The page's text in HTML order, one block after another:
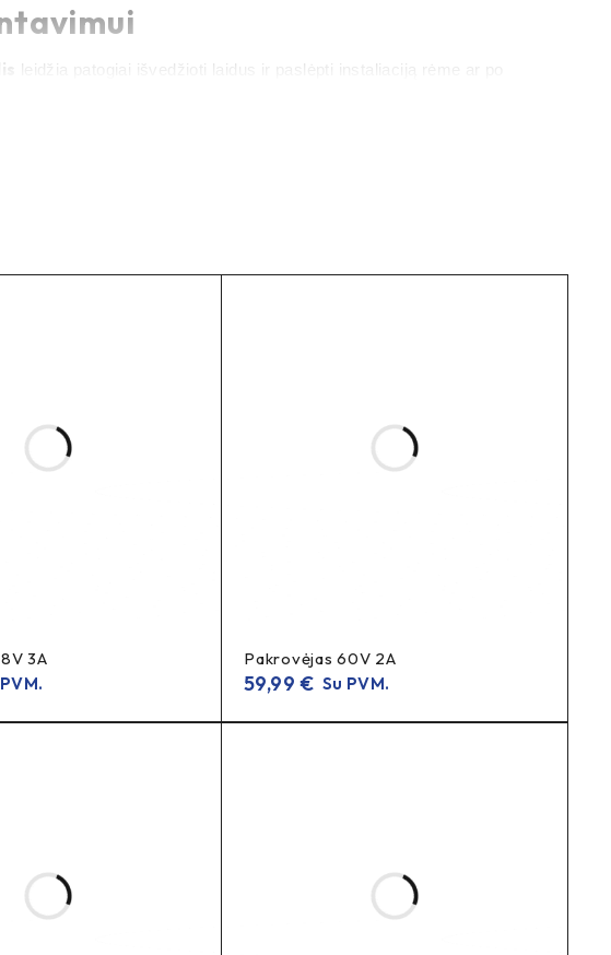
leidžia patogiai išvedžioti laidus ir paslėpti instaliaciją rėme ar po
3A Pakrovėjas 60V 2A
59,99€ Su PVM.